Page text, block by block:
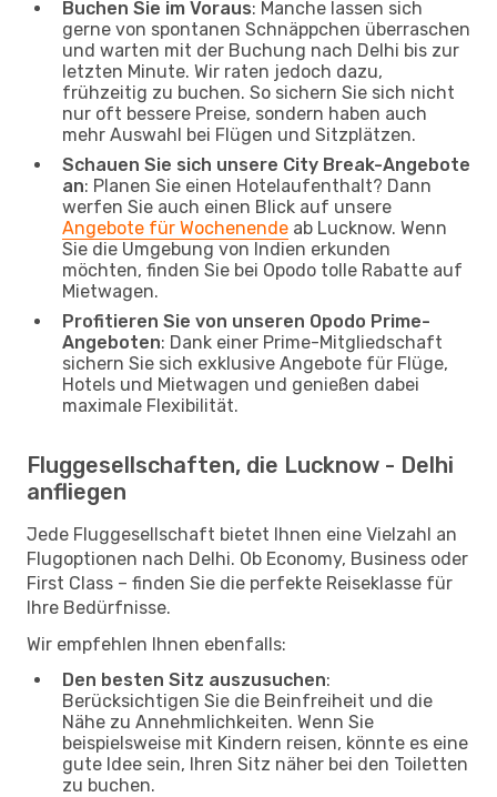
Buchen Sie im Voraus: Manche lassen sich
gerne von spontanen Schnäppchen überraschen
und warten mit der Buchung nach Delhi bis zur
letzten Minute. Wir raten jedoch dazu,
frühzeitig zu buchen. So sichern Sie sich nicht
nur oft bessere Preise, sondern haben auch
mehr Auswahl bei Flügen und Sitzplätzen.
Schauen Sie sich unsere City Break-Angebote
an: Planen Sie einen Hotelaufenthalt? Dann
werfen Sie auch einen Blick auf unsere
Angebote für Wochenende ab Lucknow. Wenn
Sie die Umgebung von Indien erkunden
möchten, finden Sie bei Opodo tolle Rabatte auf
Mietwagen.
Profitieren Sie von unseren Opodo Prime-
Angeboten: Dank einer Prime-Mitgliedschaft
sichern Sie sich exklusive Angebote für Flüge,
Hotels und Mietwagen und genießen dabei
maximale Flexibilität.
Fluggesellschaften, die Lucknow - Delhi
anfliegen
Jede Fluggesellschaft bietet Ihnen eine Vielzahl an
Flugoptionen nach Delhi. Ob Economy, Business oder
First Class – finden Sie die perfekte Reiseklasse für
Ihre Bedürfnisse.
Wir empfehlen Ihnen ebenfalls:
Den besten Sitz auszusuchen:
Berücksichtigen Sie die Beinfreiheit und die
Nähe zu Annehmlichkeiten. Wenn Sie
beispielsweise mit Kindern reisen, könnte es eine
gute Idee sein, Ihren Sitz näher bei den Toiletten
zu buchen.